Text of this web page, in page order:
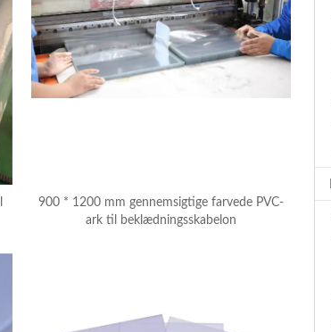
900 * 1200 mm gennemsigtige farvede PVC-
ark til beklædningsskabelon